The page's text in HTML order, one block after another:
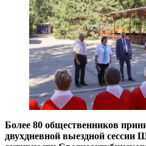
Более 80 общественников
двухдневной выездной сессии